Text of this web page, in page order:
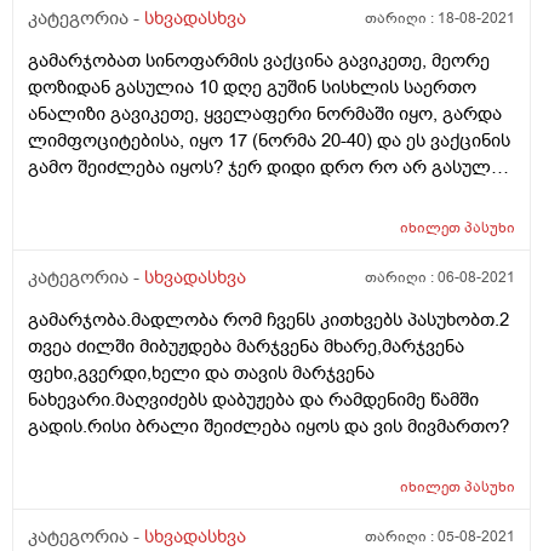
კატეგორია - სხვადასხვა თარიღი : 18-08-2021
გამარჯობათ სინოფარმის ვაქცინა გავიკეთე, მეორე
დოზიდან გასულია 10 დღე გუშინ სისხლის საერთო
ანალიზი გავიკეთე, ყველაფერი ნორმაში იყო, გარდა
ლიმფოციტებისა, იყო 17 (ნორმა 20-40) და ეს ვაქცინის
გამო შეიძლება იყოს? ჯერ დიდი დრო რო არ გასულა ?
იხილეთპასუხი
კატეგორია - სხვადასხვა თარიღი :06-08-2021
გამარჯობა.მადლობა რომ ჩვენს კითხვებს პასუხობთ.2
თვეა ძილში მიბუჟდება მარჯვენა მხარე,მარჯვენა
ფეხი,გვერდი,ხელი და თავის მარჯვენა
ნახევარი.მაღვიძებს დაბუჟება და რამდენიმე წამში
გადის.რისი ბრალი შეიძლება იყოს და ვის მივმართო?
იხილეთპასუხი
კატეგორია - სხვადასხვა თარიღი :05-08-2021